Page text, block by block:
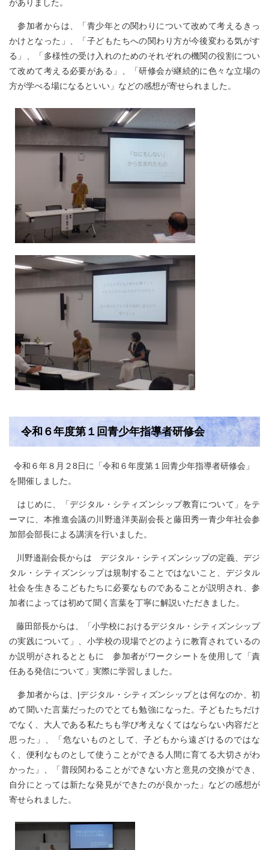
がありました。
参加者からは、「青少年との関わりについて改めて考えるきっ
かけとなった」、「子どもたちへの関わり方が今後変わる気がす
る」、「多様性の受け入れのためのそれぞれの機関の役割につい
て改めて考える必要がある」、「研修会が継続的に色々な立場の
方が学べる場になるといい」などの感想が寄せられました。
令和６年度第１回青少年指導者研修会
令和６年８月２8日に「令和６年度第１回青少年指導者研修会」
を開催しました。
はじめに、「デジタル・シティズンシップ教育について」をテ
ーマに、本推進会議の川野邉洋美副会長と藤田秀一青少年社会参
加部会部長による講演を行いました。
川野邉副会長からは デジタル・シティズンシップの定義、デジ
タル・シティズンシップは規制することではないこと、デジタル
社会を生きるこどもたちに必要なものであることが説明され、参
加者によっては初めて聞く言葉を丁寧に解説いただきました。
藤田部長からは、「小学校におけるデジタル・シティズンシップ
の実践について」、小学校の現場でどのように教育されているの
か説明がされるとともに 参加者がワークシートを使用して「責
任ある発信について」実際に学習しました。
参加者からは、|デジタル・シティズンシップとは何なのか、初
めて聞いた言葉だったのでとても勉強になった。子どもたちだけ
でなく、大人である私たちも学び考えなくてはならない内容だと
思った」、「危ないものとして、子どもから遠ざけるのではな
く、便利なものとして使うことができる人間に育てる大切さがわ
かった」、「普段関わることができない方と意見の交換ができ、
自分にとっては新たな発見ができたのが良かった」などの感想が
寄せられました。